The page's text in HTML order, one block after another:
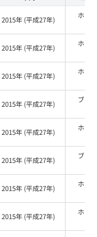
2015年 (平成27年)
ホワ
2015年 (平成27年)
ホワ
2015年 (平成27年)
ホワ
2015年 (平成27年)
ブラ
2015年 (平成27年)
ホワ
2015年 (平成27年)
ブラ
2015年 (平成27年)
ホワ
2015年 (平成27年)
ホワ